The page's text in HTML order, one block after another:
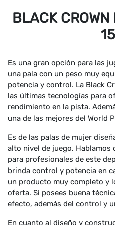
BLACK
Es una gran opción para las
una pala con un peso muy
potencia y control. La Black
las últimas tecnologías para
rendimiento en la pista.
una de las mejores del World
Es de las palas de mujer
alto nivel de juego. Hablamos
para profesionales de este
brinda control y potencia en
un producto muy completo y
oferta. Si posees buena
efecto, además del control y
En cuanto al diseño y